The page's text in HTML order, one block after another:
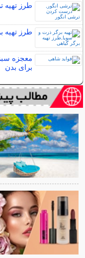
طرز تهیه
طرز تهیه
معجزه
برای بدن